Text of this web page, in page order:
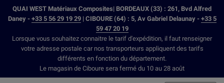
QUAI WEST Matériaux Composites| BORDEAUX (33) : 261, Bvd Alfred
Daney - +33 5 56 29 19 29| CIBOURE (64) : 5, Av Gabriel Delaunay - +33 5
59 47 20 19
Lorsque vous souhaitez connaitre le tarif d'expédition, il faut renseigner
votre adresse postale car nos transporteurs appliquent des tarifs
différents en fonction du département.
Le magasin de Ciboure sera fermé du 10 au 28 août